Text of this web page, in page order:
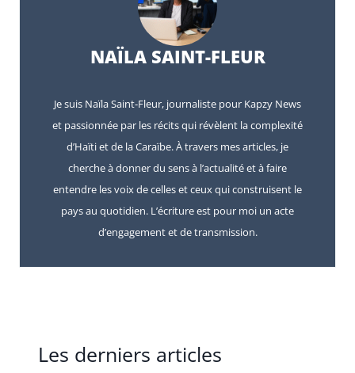
NAÏLA SAINT-FLEUR
Je suis Naïla Saint-Fleur, journaliste pour Kapzy News
et passionnée par les récits qui révèlent la complexité
d’Haïti et de la Caraïbe. À travers mes articles, je
cherche à donner du sens à l’actualité et à faire
entendre les voix de celles et ceux qui construisent le
pays au quotidien. L’écriture est pour moi un acte
d’engagement et de transmission.
Les derniers articles